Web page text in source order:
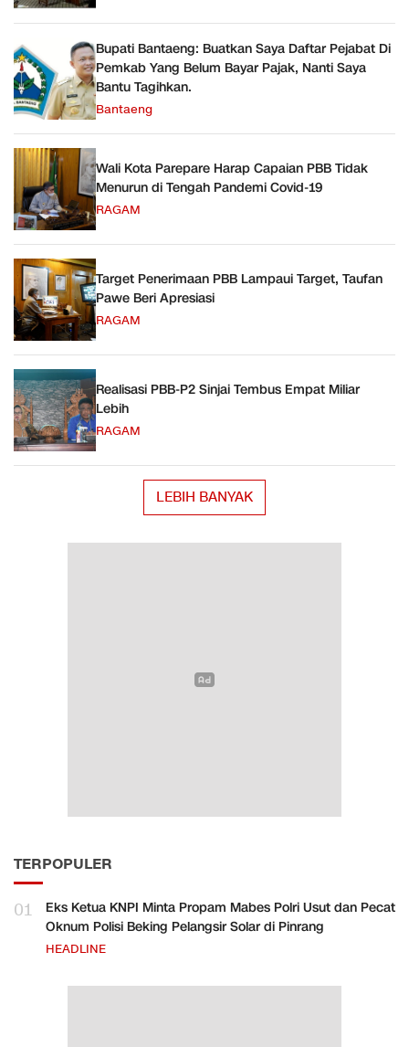
Bupati Bantaeng: Buatkan Saya Daftar Pejabat Di
Pemkab Yang Belum Bayar Pajak, Nanti Saya
Bantu Tagihkan.
Bantaeng
Wali Kota Parepare Harap Capaian PBB Tidak
Menurun di Tengah Pandemi Covid-19
RAGAM
Target Penerimaan PBB Lampaui Target, Taufan
Pawe Beri Apresiasi
RAGAM
Realisasi PBB-P2 Sinjai Tembus Empat Miliar
Lebih
RAGAM
LEBIH BANYAK
TERPOPULER
01
Eks Ketua KNPI Minta Propam Mabes Polri Usut dan Pecat
Oknum Polisi Beking Pelangsir Solar di Pinrang
HEADLINE